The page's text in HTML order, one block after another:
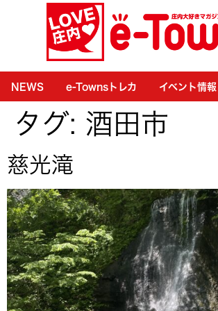
NEWS e-Townsトレカ イベント情報
タグ: 酒田市
慈光滝